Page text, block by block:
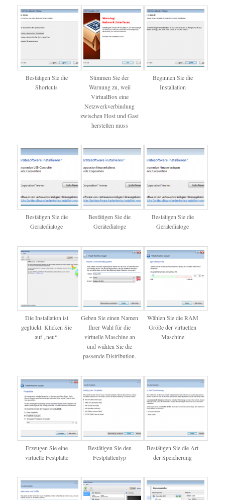
Bestätigen Sie die
Shortcuts
Stimmen Sie der
Warnung zu, weil
VirtualBox eine
Netzwerkverbindung
zwischen Host und Gast
herstellen muss
Beginnen Sie die
Installation
Bestätigen Sie die
Gerätedialoge
Bestätigen Sie die
Gerätedialoge
Bestätigen Sie die
Gerätedialoge
Die Installation ist
geglückt. Klicken Sie
auf „neu“.
Geben Sie einen Namen
Ihrer Wahl für die
virtuelle Maschine an
und wählen Sie die
passende Distribution.
Wählen Sie die RAM
Größe der virtuellen
Maschine
Erzeugen Sie eine
virtuelle Festplatte
Bestätigen Sie den
Festplattentyp
Bestätigen Sie die Art
der Speicherung